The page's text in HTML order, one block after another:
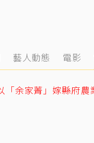
藝人動態 電影